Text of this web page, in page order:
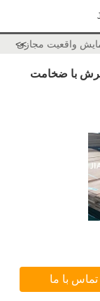
واقعیت مجازی
>>
با ضخامت
تماس با ما